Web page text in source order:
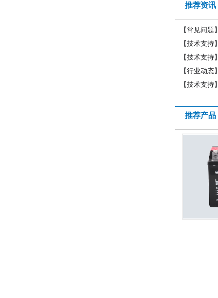
推荐资讯
【常见问题
【技术支持
【技术支持
【行业动态
【技术支持
推荐产品